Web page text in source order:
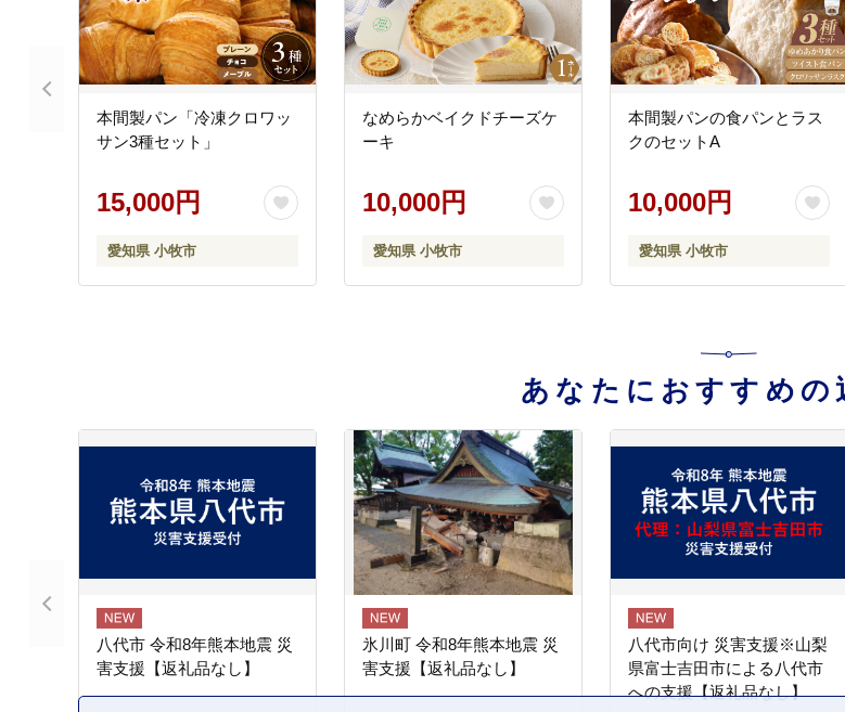
本間製パン「冷凍クロワッ
サン3種セット」
15,000円
愛知県 小牧市
なめらかベイクドチーズケ
ーキ
10,000円
愛知県 小牧市
本間製パンの食パンとラス
クのセットA
10,000円
愛知県 小牧市
あなたにおすすめの
八代市 令和8年熊本地震 災
害支援【返礼品なし】
氷川町 令和8年熊本地震 災
害支援【返礼品なし】
八代市向け 災害支援※山梨
県富士吉田市による八代市
への支援【返礼品なし】